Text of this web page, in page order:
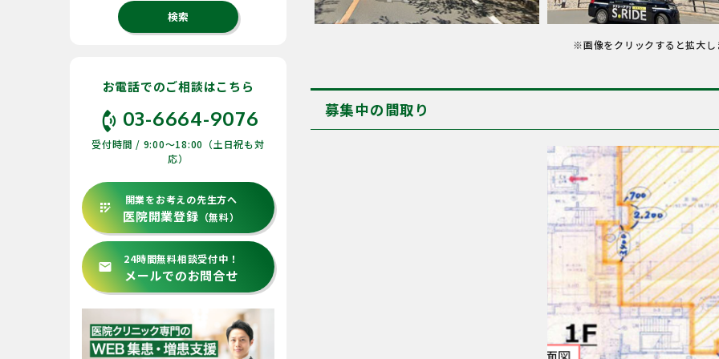
お電話でのご相談はこちら
phone_in_talk03-6664-9076
受付時間 / 9:00〜18:00（土日祝も対
応）
app_registration
開業をお考えの先生方へ
医院開業登録 （無料）
email
24時間無料相談受付中！
メールでのお問合せ
※画像をクリックすると拡大し
募集中の間取り